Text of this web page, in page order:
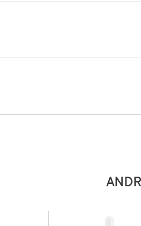
Rom (15-25 grader)